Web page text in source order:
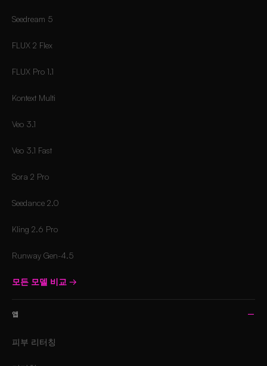
Seedream 5
FLUX 2 Flex
FLUX Pro 1.1
Kontext Multi
Veo 3.1
Veo 3.1 Fast
Sora 2 Pro
Seedance 2.0
Kling 2.6 Pro
Runway Gen-4.5
모든 모델 비교 →
앱
피부 리터칭